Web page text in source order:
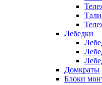
Тали
Лебедки
Домкраты
Блоки